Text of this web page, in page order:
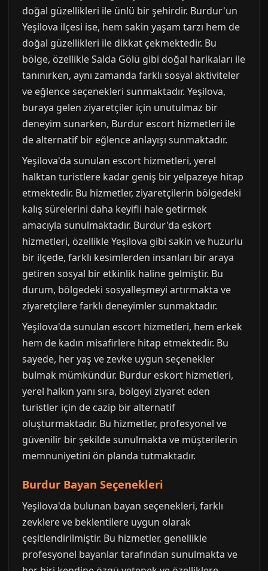
doğal güzellikleri ile ünlü bir şehirdir. Burdur'un
Yeşilova ilçesi ise, hem sakin yaşam tarzı hem de
doğal güzellikleri ile dikkat çekmektedir. Bu
bölge, özellikle Salda Gölü gibi doğal harikaları ile
tanınırken, aynı zamanda farklı sosyal aktiviteler
ve eğlence seçenekleri sunmaktadır. Yeşilova,
buraya gelen ziyaretçiler için unutulmaz bir
deneyim sunarken, Burdur escort hizmetleri ile
de alternatif bir eğlence anlayışı sunmaktadır.
Yeşilova'da sunulan escort hizmetleri, yerel
halktan turistlere kadar geniş bir yelpazeye hitap
etmektedir. Bu hizmetler, ziyaretçilerin bölgedeki
kalış sürelerini daha keyifli hale getirmek
amacıyla sunulmaktadır. Burdur'da eskort
hizmetleri, özellikle Yeşilova gibi sakin ve huzurlu
bir ilçede, farklı kesimlerden insanları bir araya
getiren sosyal bir etkinlik haline gelmiştir. Bu
durum, bölgedeki sosyalleşmeyi artırmakta ve
ziyaretçilere farklı deneyimler sunmaktadır.
Yeşilova'da sunulan escort hizmetleri, hem erkek
hem de kadın misafirlere hitap etmektedir. Bu
sayede, her yaş ve zevke uygun seçenekler
bulmak mümkündür. Burdur eskort hizmetleri,
yerel halkın yanı sıra, bölgeyi ziyaret eden
turistler için de cazip bir alternatif
oluşturmaktadır. Bu hizmetler, profesyonel ve
güvenilir bir şekilde sunulmakta ve müşterilerin
memnuniyetini ön planda tutmaktadır.
Burdur Bayan Seçenekleri
Yeşilova'da bulunan bayan seçenekleri, farklı
zevklere ve beklentilere uygun olarak
çeşitlendirilmiştir. Bu hizmetler, genellikle
profesyonel bayanlar tarafından sunulmakta ve